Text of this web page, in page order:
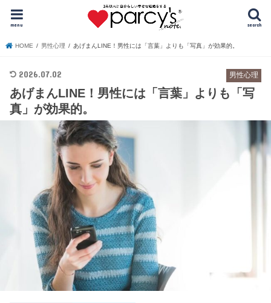
search
menu
HOME 男性心理 あげまんLINE！男性には「言葉」よりも「写真」が効果的。
男性心理
2026.07.02
あげまんLINE！男性には「言葉」よりも「写
真」が効果的。